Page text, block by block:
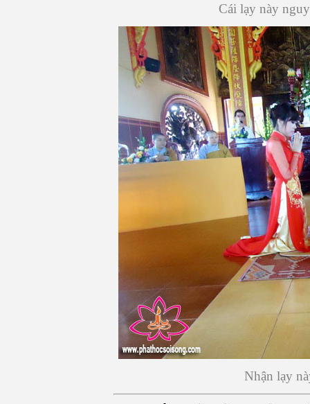
Cái lạy này
Nhận lạy